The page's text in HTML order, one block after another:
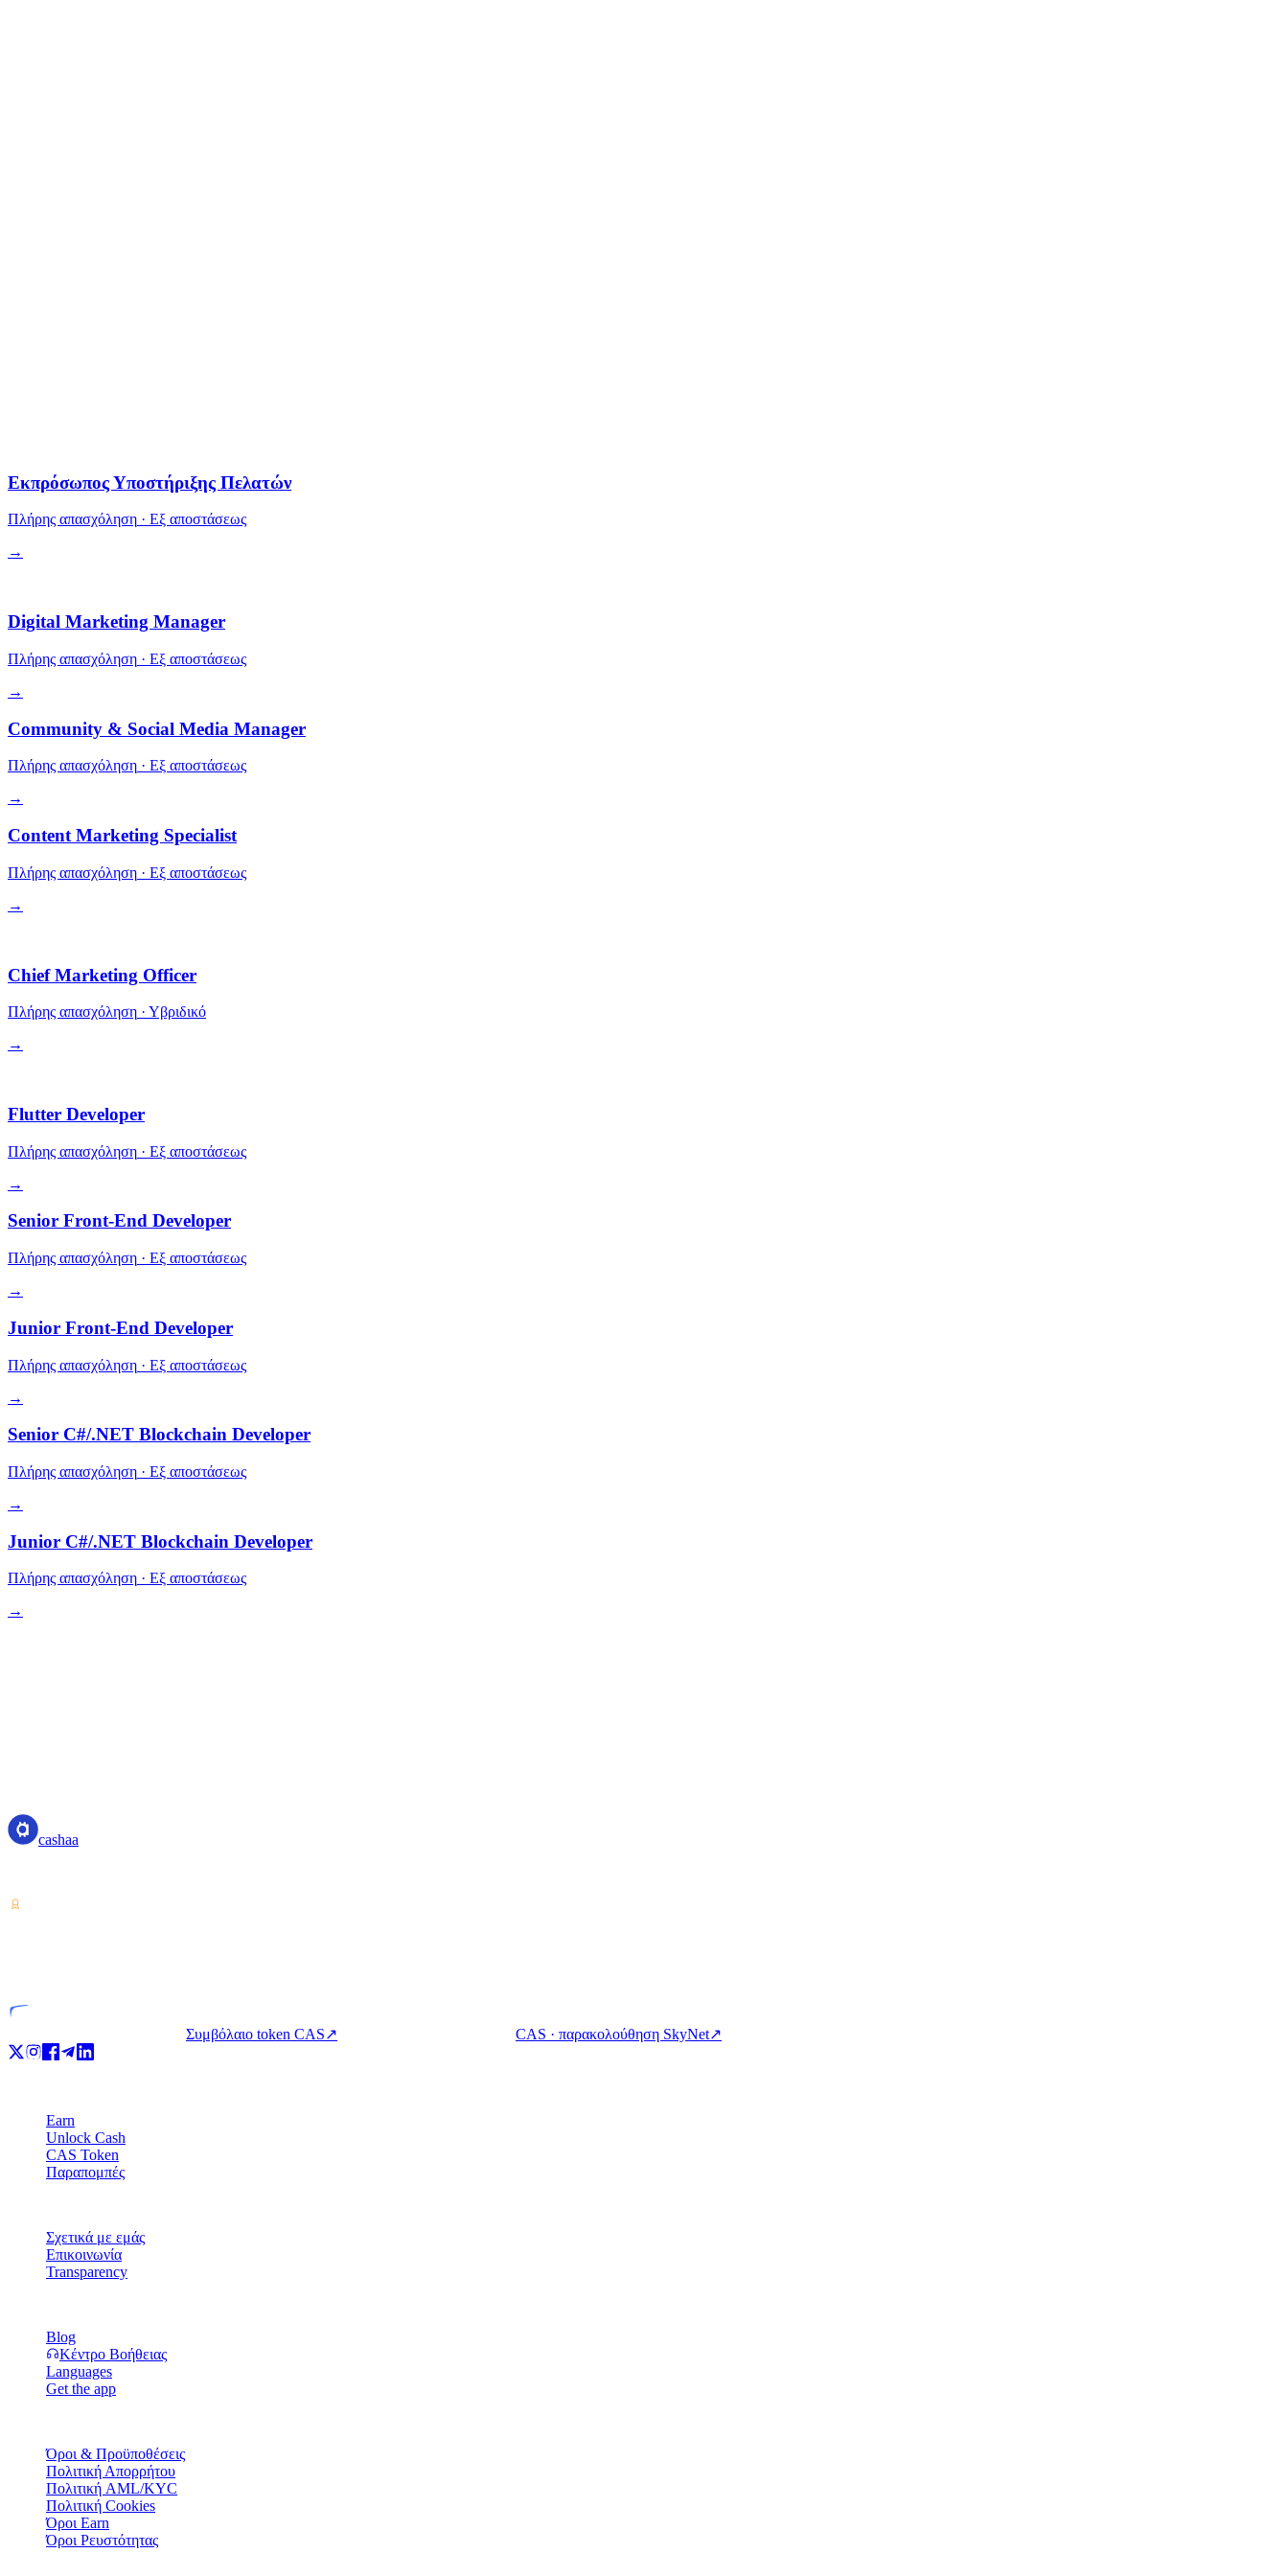
Εκπρόσωπος Υποστήριξης Πελατών
Πλήρης απασχόληση · Εξ αποστάσεως
→
Digital Marketing Manager
Πλήρης απασχόληση · Εξ αποστάσεως
→
Community & Social Media Manager
Πλήρης απασχόληση · Εξ αποστάσεως
→
Content Marketing Specialist
Πλήρης απασχόληση · Εξ αποστάσεως
→
Chief Marketing Officer
Πλήρης απασχόληση · Υβριδικό
→
Flutter Developer
Πλήρης απασχόληση · Εξ αποστάσεως
→
Senior Front-End Developer
Πλήρης απασχόληση · Εξ αποστάσεως
→
Junior Front-End Developer
Πλήρης απασχόληση · Εξ αποστάσεως
→
Senior C#/.NET Blockchain Developer
Πλήρης απασχόληση · Εξ αποστάσεως
→
Junior C#/.NET Blockchain Developer
Πλήρης απασχόληση · Εξ αποστάσεως
→
cashaa
Συμβόλαιο token CAS↗ CAS · παρακολούθηση SkyNet↗
Earn
Unlock Cash
CAS Token
Παραπομπές
Σχετικά με εμάς
Επικοινωνία
Transparency
Blog
Κέντρο Βοήθειας
Languages
Get the app
Όροι & Προϋποθέσεις
Πολιτική Απορρήτου
Πολιτική AML/KYC
Πολιτική Cookies
Όροι Earn
Όροι Ρευστότητας